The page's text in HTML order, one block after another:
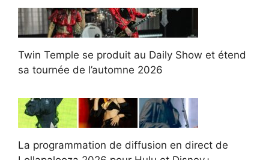
Twin Temple se produit au Daily Show et étend
sa tournée de l’automne 2026
La programmation de diffusion en direct de